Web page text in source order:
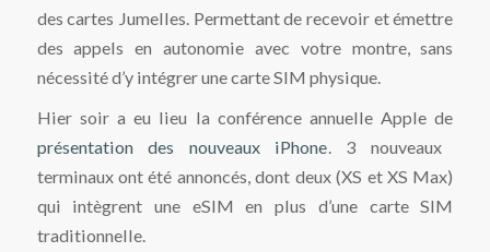
des cartes Jumelles. Permettant de recevoir et émettre
des appels en autonomie avec votre montre, sans
nécessité d’y intégrer une carte SIM physique.
Hier soir a eu lieu la conférence annuelle Apple de
présentation des nouveaux iPhone. 3 nouveaux
terminaux ont été annoncés, dont deux (XS et XS Max)
qui intègrent une eSIM en plus d’une carte SIM
traditionnelle.